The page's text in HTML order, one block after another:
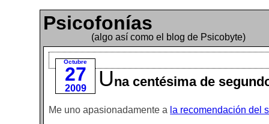
Psicofonías
(algo así como el blog de Psicobyte)
Octubre
27
2009 Una centésima de
Me uno apasionadamente a la recomendación del